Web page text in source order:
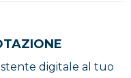
digitale al tuo